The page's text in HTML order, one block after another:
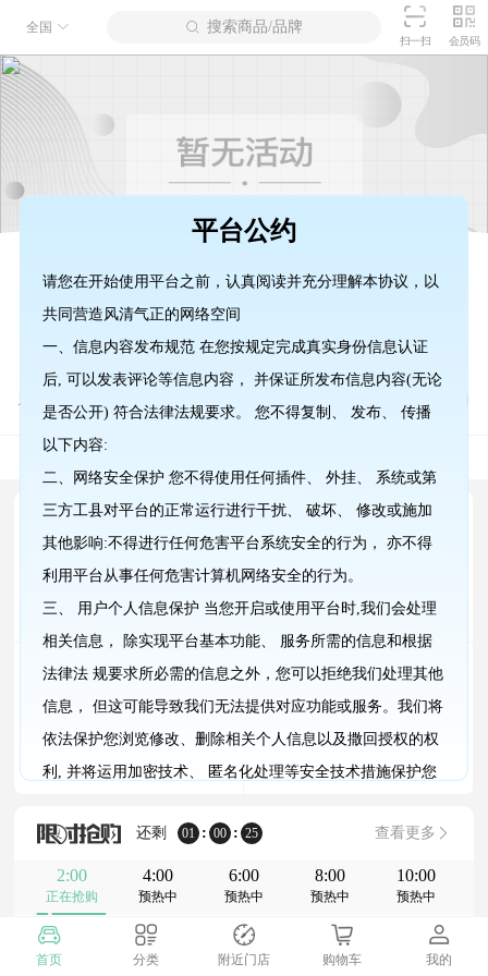
全国 搜索商品/品牌
扫一扫 会员码
批发 求购 商户入驻
热点 预贺“甘肃果品网”早日正式上线。
限量秒杀 01 : 00 : 25
限时限量抢底价好物
新品上市
每日都有好物上新
大牌推荐
大品牌值得信赖
今日爆款
大家都在买的爆款好物
还剩 01 : 00 : 25 查看更多
2:00
正在抢购
4:00
预热中
6:00
预热中
8:00
预热中
10:00
预热中
首页 分类 附近门店 购物车 我的
平台公约
请您在开始使用平台之前，认真阅读并充分理解本协议，以
共同营造风清气正的网络空间
一、信息内容发布规范 在您按规定完成真实身份信息认证
后, 可以发表评论等信息内容， 并保证所发布信息内容(无论
是否公开) 符合法律法规要求。 您不得复制、 发布、 传播
以下内容:
二、网络安全保护 您不得使用任何插件、 外挂、 系统或第
三方工县对平台的正常运行进行干扰、 破坏、 修改或施加
其他影响:不得进行任何危害平台系统安全的行为， 亦不得
利用平台从事任何危害计算机网络安全的行为。
三、 用户个人信息保护 当您开启或使用平台时,我们会处理
相关信息， 除实现平台基本功能、 服务所需的信息和根据
法律法 规要求所必需的信息之外，您可以拒绝我们处理其他
信息， 但这可能导致我们无法提供对应功能或服务。我们将
依法保护您浏览修改、删除相关个人信息以及撒回授权的权
利, 并将运用加密技术、 匿名化处理等安全技术措施保护您
四、 未成年人保护 若您是未满18周岁的未成年人, 您应在监
护人指导下认真阅读本协议, 经您的监护人同意本公约后, 方
可使用平台。